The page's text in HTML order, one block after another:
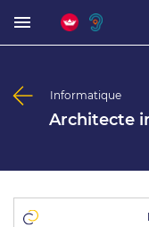
Informatique
Architecte